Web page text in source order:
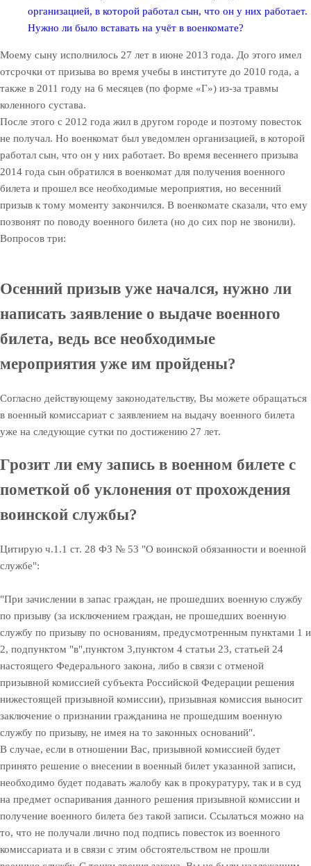
организацией, в которой работал сын, что он у них работает.
Нужно ли было вставать на учёт в военкомате?
Моему сыну исполнилось 27 лет в июне 2013 года. До этого имел
отсрочки от призыва во время учебы в институте до 2010 года, а
также в 2011 году на 6 месяцев (по форме «Г») из-за травмы
коленного сустава.
После этого с 2012 года жил в другом городе и поэтому повесток
не получал. Но военкомат был уведомлен организацией, в которой
работал сын, что он у них работает. Во время весеннего призыва
2014 года сын обратился в военкомат для получения военного
билета и прошел все необходимые мероприятия, но весенний
призыв к тому моменту закончился. В военкомате сказали, что ему
позвонят по поводу военного билета (но до сих пор не звонили).
Вопросов три:
Осенний призыв уже начался, нужно ли
написать заявление о выдаче военного
билета, ведь все необходимые
мероприятия уже им пройдены?
Согласно действующему законодательству, Вы можете обращаться
в военный комиссариат с заявлением на выдачу военного билета
уже на следующие сутки по достижению 27 лет.
Грозит ли ему запись в военном билете с
пометкой об уклонения от прохождения
воинской службы?
Цитирую ч.1.1 ст. 28 ФЗ № 53 "О воинской обязанности и военной
службе":
"При зачислении в запас граждан, не прошедших военную службу
по призыву (за исключением граждан, не прошедших военную
службу по призыву по основаниям, предусмотренным пунктами 1 и
2, подпунктом "в",пунктом 3,пунктом 4 статьи 23, статьей 24
настоящего Федерального закона, либо в связи с отменой
призывной комиссией субъекта Российской Федерации решения
нижестоящей призывной комиссии), призывная комиссия выносит
заключение о признании гражданина не прошедшим военную
службу по призыву, не имея на то законных оснований".
В случае, если в отношении Вас, призывной комиссией будет
принято решение о внесении в военный билет указанной записи,
необходимо будет подавать жалобу как в прокуратуру, так и в суд
на предмет оспаривания данного решения призывной комиссии и
получение военного билета без такой записи. Ссылаться можно на
то, что не получали лично под подпись повесток из военного
комиссариата и в связи с этим обстоятельством не прошли